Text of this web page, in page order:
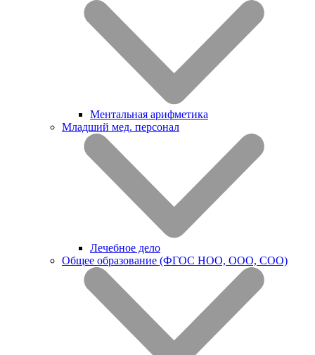
Ментальная арифметика
Младший мед. персонал
Лечебное дело
Общее образование (ФГОС НОО, ООО, СОО)